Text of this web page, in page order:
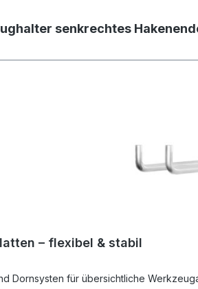
senkrechtes
– flexibel & stabil
Dornsysten für übersichtliche